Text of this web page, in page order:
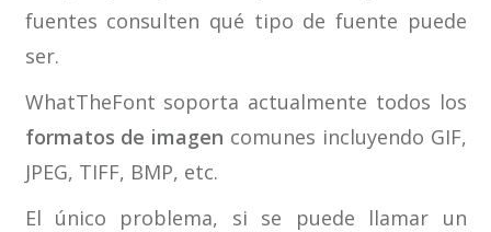
fuentes consulten qué tipo de fuente puede
ser.
WhatTheFont soporta actualmente todos los
formatos de imagen comunes incluyendo GIF,
JPEG, TIFF, BMP, etc.
El único problema, si se puede llamar un